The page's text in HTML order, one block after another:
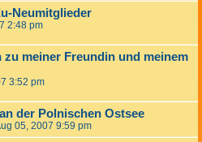
Neumitglieder
2:48 pm
zu meiner Freundin und meinem
3:52 pm
der Polnischen Ostsee
05, 2007 9:59 pm